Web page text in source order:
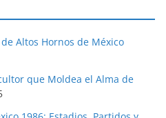
Altos Hornos de México
que Moldea el Alma de